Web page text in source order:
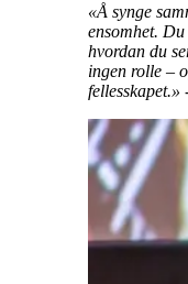
«Å synge
ensomhet.
hvordan du
ingen rolle –
fellesskapet.»